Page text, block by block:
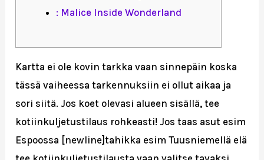
: Malice Inside Wonderland
Kartta ei ole kovin tarkka vaan sinnepäin koska
tässä vaiheessa tarkennuksiin ei ollut aikaa ja
sori siitä. Jos koet olevasi alueen sisällä, tee
kotiinkuljetustilaus rohkeasti! Jos taas asut esim
Espoossa [newline]tahikka esim Tuusniemellä elä